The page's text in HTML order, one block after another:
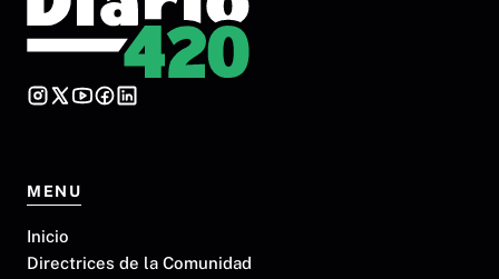
MENU
Inicio
Directrices de la Comunidad